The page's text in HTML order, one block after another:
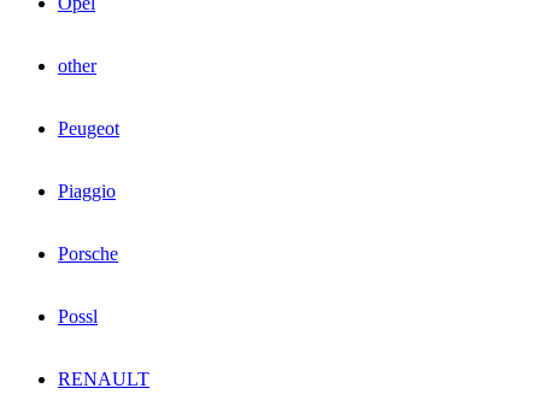
other
Peugeot
Piaggio
Porsche
Possl
RENAULT